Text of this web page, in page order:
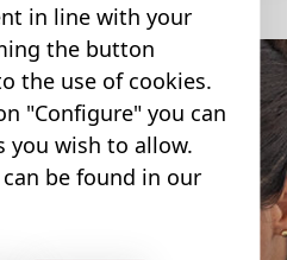
in line with your
the button
the use of cookies.
"Configure" you can
you wish to allow.
be found in our